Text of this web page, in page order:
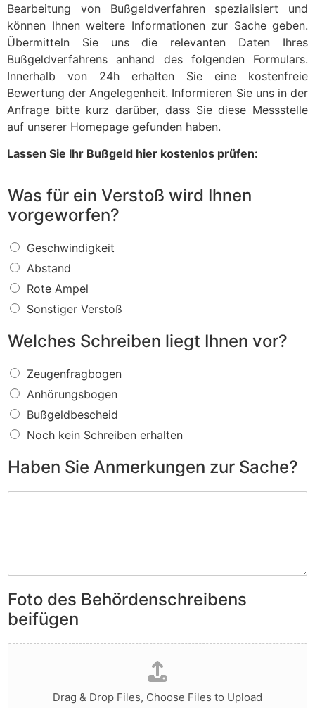
Bearbeitung von Bußgeldverfahren spezialisiert und
können Ihnen weitere Informationen zur Sache geben.
Übermitteln Sie uns die relevanten Daten Ihres
Bußgeldverfahrens anhand des folgenden Formulars.
Innerhalb von 24h erhalten Sie eine kostenfreie
Bewertung der Angelegenheit. Informieren Sie uns in der
Anfrage bitte kurz darüber, dass Sie diese Messstelle
auf unserer Homepage gefunden haben.
Lassen Sie Ihr Bußgeld hier kostenlos prüfen:
Was für ein Verstoß wird Ihnen
vorgeworfen?
W
a
s
f
ü
r
i
V
e
r
s
t
o
ß
w
v
o
r
g
e
w
o
r
Geschwindigkeit
Abstand
Rote Ampel
Sonstiger Verstoß
Welches Schreiben liegt Ihnen vor?
W
e
c
h
e
S
l
i
e
t
I
h
n
Zeugenfragbogen
Anhörungsbogen
Bußgeldbescheid
Noch kein Schreiben erhalten
Haben Sie Anmerkungen zur Sache?
e
A
n
e
r
k
u
Foto des Behördenschreibens
beifügen
D
a
t
e
Drag & Drop Files, Choose Files to Upload